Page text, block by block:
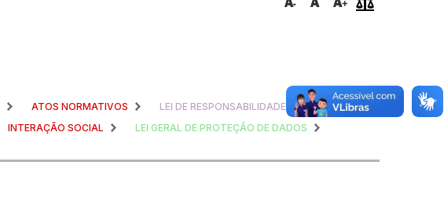
ATOS NORMATIVOS
LEI DE RESPONSABILIDADE FISCAL
INTERAÇÃO SOCIAL
LEI GERAL DE PROTEÇÃO DE DADOS